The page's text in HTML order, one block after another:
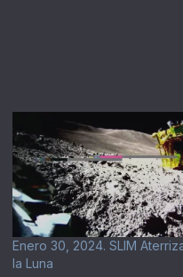
Enero 30, 2024. SLIM
la Luna